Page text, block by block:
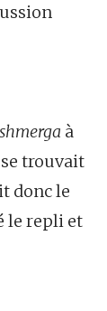
à
trouvait
donc le
le repli et